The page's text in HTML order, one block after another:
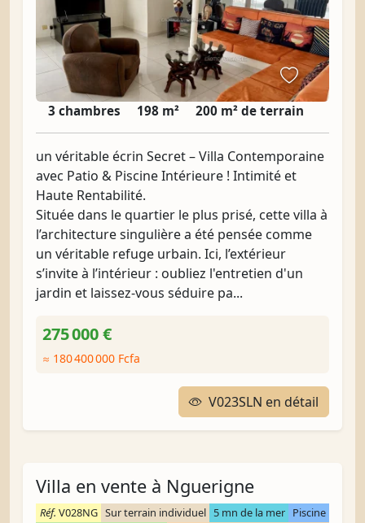
3 chambres 198 m² 200 m² de terrain
un véritable écrin Secret – Villa Contemporaine
avec Patio & Piscine Intérieure ! Intimité et
Haute Rentabilité.
Située dans le quartier le plus prisé, cette villa à
l’architecture singulière a été pensée comme
un véritable refuge urbain. Ici, l’extérieur
s’invite à l’intérieur : oubliez l'entretien d'un
jardin et laissez-vous séduire pa...
275 000 €
≈ 180 400 000 Fcfa
V023SLN en détail
Villa en vente à Nguerigne
Réf. V028NG Sur terrain individuel 5 mn de la mer Piscine